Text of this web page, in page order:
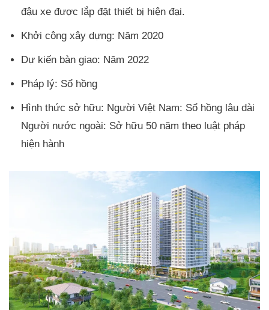
đậu xe được lắp đặt thiết bị hiện đại.
Khởi công xây dựng: Năm 2020
Dự kiến bàn giao: Năm 2022
Pháp lý: Sổ hồng
Hình thức sở hữu: Người Việt Nam: Sổ hồng lâu dài
Người nước ngoài: Sở hữu 50 năm theo luật pháp
hiện hành